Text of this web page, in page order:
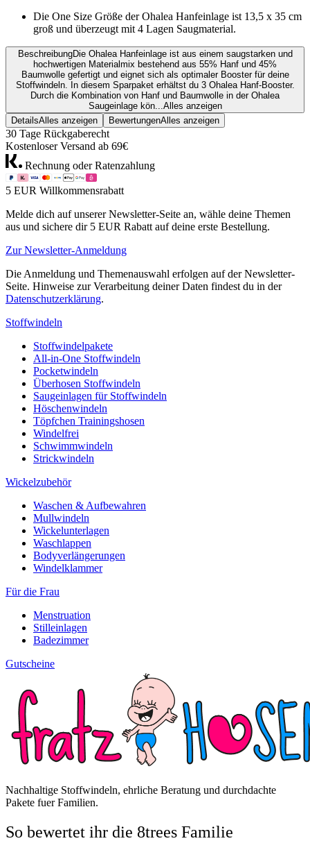
Die One Size Größe der Ohalea Hanfeinlage ist 13,5 x 35 cm
groß und überzeugt mit 4 Lagen Saugmaterial.
BeschreibungDie Ohalea Hanfeinlage ist aus einem saugstarken und
hochwertigen Materialmix bestehend aus 55% Hanf und 45%
Baumwolle gefertigt und eignet sich als optimaler Booster für deine
Stoffwindeln. In diesem Sparpaket erhältst du 3 Ohalea Hanf-Booster.
Durch die Kombination von Hanf und Baumwolle in der Ohalea
Saugeinlage kön...Alles anzeigen
DetailsAlles anzeigen BewertungenAlles anzeigen
30 Tage Rückgaberecht
Kostenloser Versand ab 69€
Rechnung oder Ratenzahlung
5 EUR Willkommensrabatt
Melde dich auf unserer Newsletter-Seite an, wähle deine Themen
aus und sichere dir 5 EUR Rabatt auf deine erste Bestellung.
Zur Newsletter-Anmeldung
Die Anmeldung und Themenauswahl erfolgen auf der Newsletter-
Seite. Hinweise zur Verarbeitung deiner Daten findest du in der
Datenschutzerklärung.
Stoffwindeln
Stoffwindelpakete
All-in-One Stoffwindeln
Pocketwindeln
Überhosen Stoffwindeln
Saugeinlagen für Stoffwindeln
Höschenwindeln
Töpfchen Trainingshosen
Windelfrei
Schwimmwindeln
Strickwindeln
Wickelzubehör
Waschen & Aufbewahren
Mullwindeln
Wickelunterlagen
Waschlappen
Bodyverlängerungen
Windelklammer
Für die Frau
Menstruation
Stilleinlagen
Badezimmer
Gutscheine
Nachhaltige Stoffwindeln, ehrliche Beratung und durchdachte
Pakete fuer Familien.
So bewertet ihr die 8trees Familie